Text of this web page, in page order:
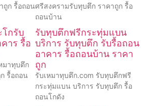
ถูก รื้อถอนศรีสงครามรับทุบตึก ราคาถูก รื้อ
ถอนบ้าน
โกรับ
าร รื้อ
มาทุบตึก
รื้อถอน
รับทุบตึกฟรีกระทุ่มแบน
บริการ รับทุบตึก รับรื้อถอน
อาคาร รื้อถอนบ้าน ราคา
ถูก
รับเหมาทุบตึก.com รับทุบตึกฟรี
กระทุ่มแบน บริการ รับทุบตึก รื้อ
ถอนโกดัง